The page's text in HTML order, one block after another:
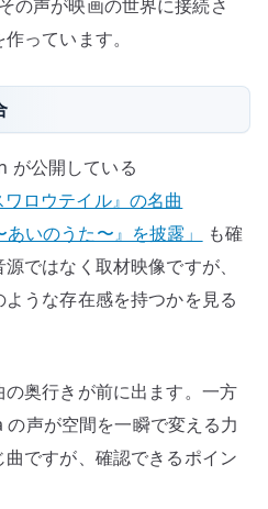
の声が映画の世界に接続さ
っています。
が公開している
ロウテイル』の名曲
いのうた〜』を披露」
も確
ではなく取材映像ですが、
うな存在感を持つかを見る
奥行きが前に出ます。一方
声が空間を一瞬で変える力
ですが、確認できるポイン